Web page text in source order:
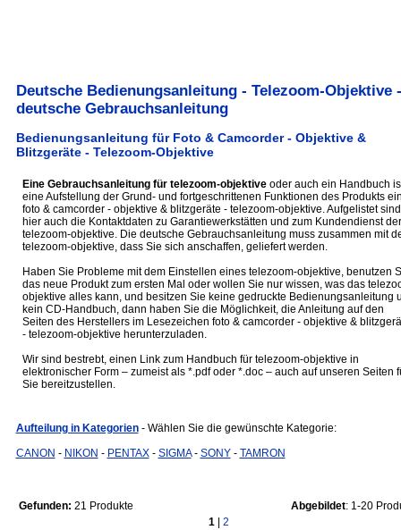
Deutsche Bedienungsanleitung - Telezoom-Objektive -
deutsche Gebrauchsanleitung
Bedienungsanleitung für Foto & Camcorder - Objektive &
Blitzgeräte - Telezoom-Objektive
Eine Gebrauchsanleitung für telezoom-objektiveoder auch ein Handbuch
eine Aufstellung der Grund- und fortgeschrittenen Funktionen des Produkts
foto & camcorder - objektive & blitzgeräte - telezoom-objektive. Aufgelistet sind
hier auch die Kontaktdaten zu Garantiewerkstätten und zum Kundendienst der
telezoom-objektive. Die deutsche Gebrauchsanleitung muss zusammen mit
telezoom-objektive, dass Sie sich anschaffen, geliefert werden.
Haben Sie Probleme mit dem Einstellen eines telezoom-objektive, benutzen
das neue Produkt zum ersten Mal oder wollen Sie nur wissen, was das
objektive alles kann, und besitzen Sie keine gedruckte Bedienungsanleitung
kein CD-Handbuch, dann haben Sie die Möglichkeit, die Anleitung auf den
Seiten des Herstellers im Lesezeichen foto & camcorder - objektive &
- telezoom-objektive herunterzuladen.
Wir sind bestrebt, einen Link zum Handbuch für telezoom-objektive in
elektronischer Form – zumeist als *.pdf oder *.doc – auch auf unseren Seiten
Sie bereitzustellen.
Aufteilung in Kategorien - Wählen Sie die gewünschte Kategorie:
CANON - NIKON - PENTAX- SIGMA- SONY- TAMRON
Gefunden: 21 Produkte Abgebildet: 1-20
1
2